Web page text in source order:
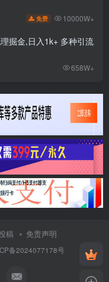
免费 10000W+
掘金,日入1k+ 多种引流
658W+
稿 免责声明
备2024077178号